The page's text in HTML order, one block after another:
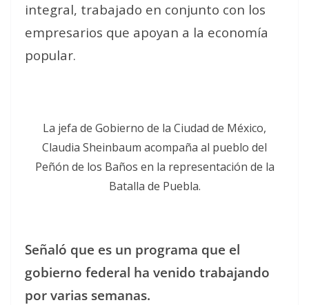
integral, trabajado en conjunto con los
empresarios que apoyan a la economía
popular.
La jefa de Gobierno de la Ciudad de México,
Claudia Sheinbaum acompaña al pueblo del
Peñón de los Baños en la representación de la
Batalla de Puebla.
Señaló que es un programa que el
gobierno federal ha venido trabajando
por varias semanas.